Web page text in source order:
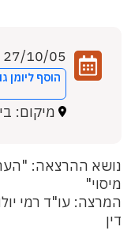
27/10/05 יום ה׳
הוסף ליומן
מיקום:
נושא ההרצאה:
מיסוי"
המרצה: עו"ד רמי
דין